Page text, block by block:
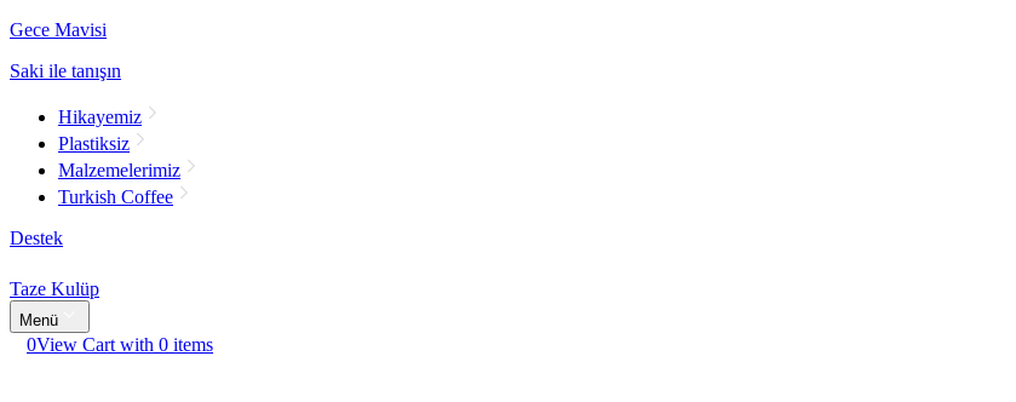
Gece Mavisi
Saki ile tanışın
Hikayemiz
Plastiksiz
Malzemelerimiz
Turkish Coffee
Destek
Taze Kulüp
Menü
0View Cart with 0 items